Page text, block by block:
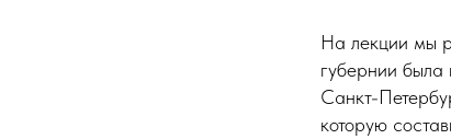
На лекции мы
губернии была
Санкт-
которую